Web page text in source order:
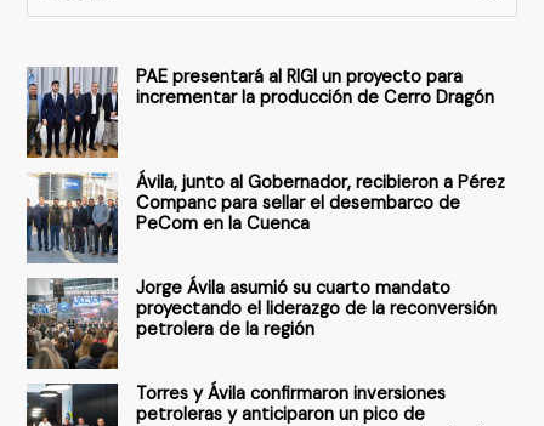
u
c
a
r
o
r
:
PAE presentará al RIGI un proyecto para
incrementar la producción de Cerro Dragón
Ávila, junto al Gobernador, recibieron a Pérez
Companc para sellar el desembarco de
PeCom en la Cuenca
Jorge Ávila asumió su cuarto mandato
proyectando el liderazgo de la reconversión
petrolera de la región
Torres y Ávila confirmaron inversiones
petroleras y anticiparon un pico de